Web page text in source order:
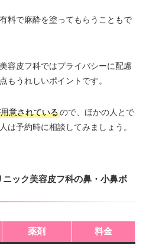
料で麻酔を塗ってもらうこともで
容皮フ科ではプライバシーに配慮
もうれしいポイントです。
意されているので、ほかの人とで
は予約時に相談してみましょう。
ック美容皮フ科の鼻・小鼻ボ
薬剤 料金